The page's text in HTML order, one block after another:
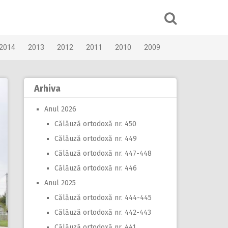
2013 2012 2011 2010 2009
Arhiva
Anul 2026
Călăuză ortodoxă nr. 450
Călăuză ortodoxă nr. 449
Călăuză ortodoxă nr. 447-448
Călăuză ortodoxă nr. 446
Anul 2025
Călăuză ortodoxă nr. 444-445
Călăuză ortodoxă nr. 442-443